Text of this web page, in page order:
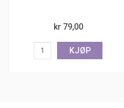
kr 79,00
KJØP